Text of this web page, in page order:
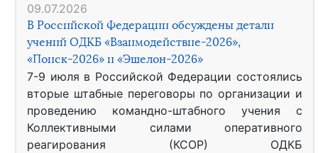
09.07.2026
В Российской Федерации обсуждены детали
учений ОДКБ «Взаимодействие-2026»,
«Поиск-2026» и «Эшелон-2026»
7-9 июля в Российской Федерации состоялись
вторые штабные переговоры по организации и
проведению командно-штабного учения с
Коллективными силами оперативного
реагирования (КСОР) ОДКБ